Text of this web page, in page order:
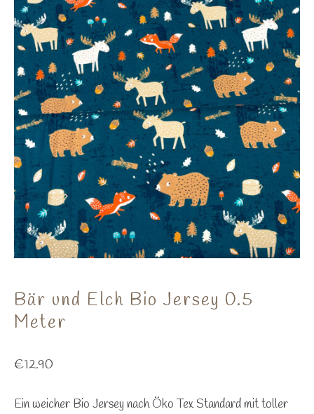
Bär und Elch Bio Jersey 0.5
Meter
€12.90
Ein weicher Bio Jersey nach Öko Tex Standard mit toller